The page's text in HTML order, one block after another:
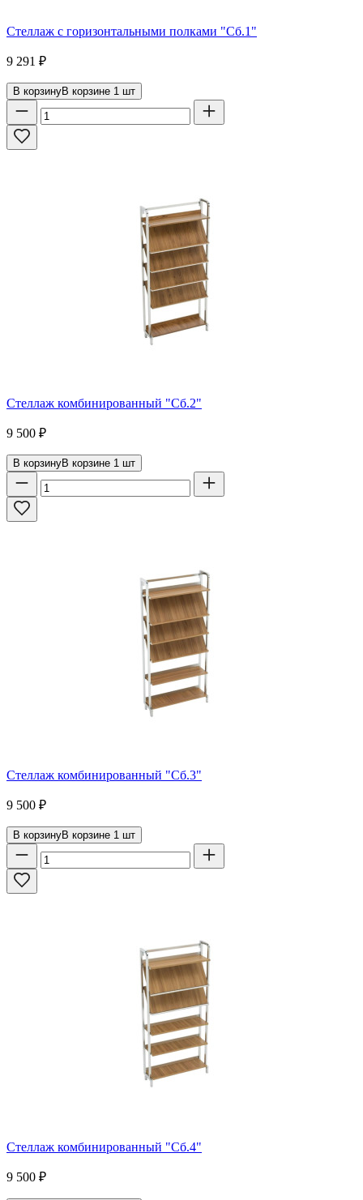
Стеллаж с горизонтальными полками "Сб.1"
9 291 ₽
В корзинуВ корзине 1 шт
Стеллаж комбинированный "Сб.2"
9 500 ₽
В корзинуВ корзине 1 шт
Стеллаж комбинированный "Сб.3"
9 500 ₽
В корзинуВ корзине 1 шт
Стеллаж комбинированный "Сб.4"
9 500 ₽